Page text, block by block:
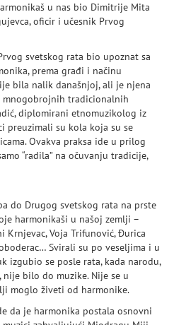
u nas bio Dimitrije Mita
oficir i učesnik Prvog
svetskog rata bio upoznat sa
prema građi i načinu
bila nalik današnjoj, ali je njena
tradicionalnih
diplomirani etnomuzikolog iz
preuzimali su kola koja su se
Ovakva praksa ide u prilog
“radila” na očuvanju tradicije,
do Drugog svetskog rata na prste
harmonikaši u našoj zemlji –
Krnjevac, Voja Trifunović, Đurica
Svirali su po veseljima i u
izgubio se posle rata, kada narodu,
bilo do muzike. Nije se u
moglo živeti od harmonike.
da je harmonika postala osnovni